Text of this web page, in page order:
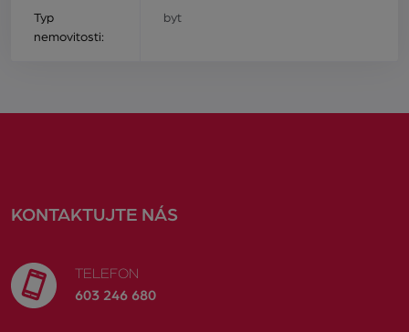
Typ
nemovitosti:
byt
KONTAKTUJTE NÁS
TELEFON
603 246 680